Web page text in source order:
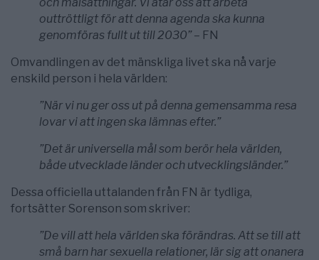
outtröttligt för att denna agenda ska kunna
genomföras fullt ut till 2030”– FN
Omvandlingen av det mänskliga livet ska nå varje
enskild person i hela världen:
”När vi nu ger oss ut på denna gemensamma resa
lovar vi att ingen ska lämnas efter.”
”Det är universella mål som berör hela världen,
både utvecklade länder och utvecklingsländer.”
Dessa officiella uttalanden från FN är tydliga,
fortsätter Sorenson som skriver:
”De vill att hela världen ska förändras. Att se till att
små barn har sexuella relationer, lär sig att onanera